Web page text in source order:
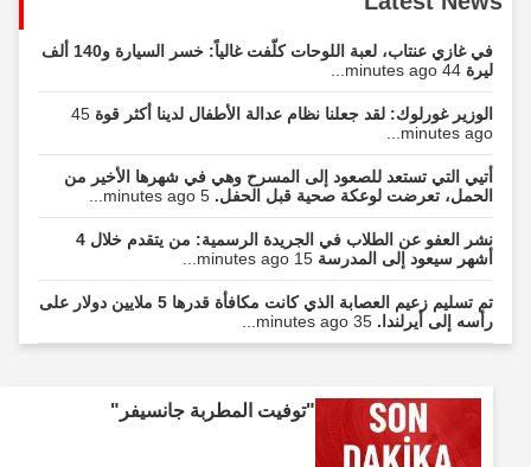
في غازي عنتاب، لعبة اللوحات كلّفت غالياً: خسر السيارة و140 ألف
ليرة44 minutes ago...
الوزير غورلوك: لقد جعلنا نظام عدالة الأطفال لدينا أكثر قوة45
minutes ago...
أتيي التي تستعد للصعود إلى المسرح وهي في شهرها الأخير من
الحمل، تعرضت لوعكة صحية قبل الحفل.5 minutes ago...
نشر العفو عن الطلاب في الجريدة الرسمية: من يتقدم خلال 4
أشهر سيعود إلى المدرسة15 minutes ago...
تم تسليم زعيم العصابة الذي كانت مكافأة قدرها 5 ملايين دولار على
رأسه إلى أيرلندا.35 minutes ago...
"توفيت المطربة جانسيفر"